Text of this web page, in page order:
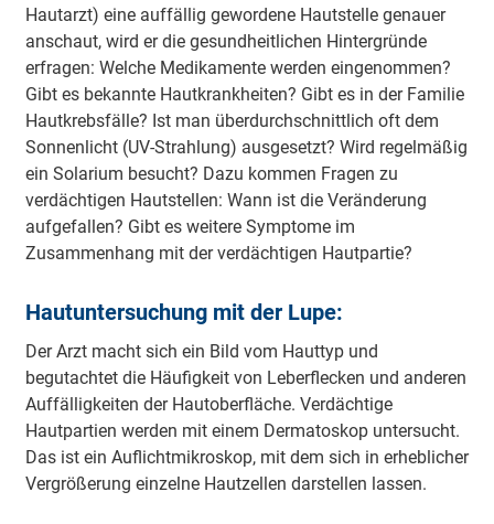
Hautarzt) eine auffällig gewordene Hautstelle genauer
anschaut, wird er die gesundheitlichen Hintergründe
erfragen: Welche Medikamente werden eingenommen?
Gibt es bekannte Hautkrankheiten? Gibt es in der Familie
Hautkrebsfälle? Ist man überdurchschnittlich oft dem
Sonnenlicht (UV-Strahlung) ausgesetzt? Wird regelmäßig
ein Solarium besucht? Dazu kommen Fragen zu
verdächtigen Hautstellen: Wann ist die Veränderung
aufgefallen? Gibt es weitere Symptome im
Zusammenhang mit der verdächtigen Hautpartie?
Hautuntersuchung mit der Lupe:
Der Arzt macht sich ein Bild vom Hauttyp und
begutachtet die Häufigkeit von Leberflecken und anderen
Auffälligkeiten der Hautoberfläche. Verdächtige
Hautpartien werden mit einem Dermatoskop untersucht.
Das ist ein Auflichtmikroskop, mit dem sich in erheblicher
Vergrößerung einzelne Hautzellen darstellen lassen.